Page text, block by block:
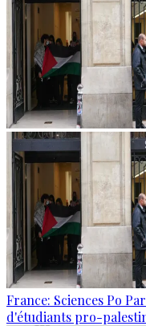
France: Sciences Po
d'étudiants pro-